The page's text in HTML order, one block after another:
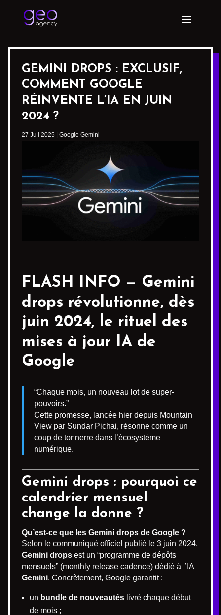
GEMINI DROPS : EXCLUSIF,
COMMENT GOOGLE
RÉINVENTE L’IA EN JUIN
2024 ?
27 Juil 2025 Google Gemini
FLASH INFO — Gemini
drops révolutionne, dès
juin 2024, le rituel des
mises à jour IA de
Google
“Chaque mois, un nouveau lot de super-
pouvoirs.”
Cette promesse, lancée hier depuis Mountain
View par Sundar Pichai, résonne comme un
coup de tonnerre dans l’écosystème
numérique.
Gemini drops : pourquoi ce
calendrier mensuel
change la donne ?
Qu’est-ce que les Gemini drops de Google ?
Selon le communiqué officiel publié le 3 juin 2024,
Gemini drops est un “programme de dépôts
mensuels” (monthly release cadence) dédié à l’IA
Gemini. Concrètement, Google garantit :
un bundle de nouveautés livré chaque début
de mois ;